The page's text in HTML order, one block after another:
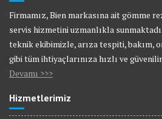
Firmamız, Bien markasına ait gömme
servis hizmetini uzmanlıkla
teknik ekibimizle, arıza tespiti, bakım,
gibi tüm ihtiyaçlarınıza hızlı ve
Devamı >>>
Hizmetlerimiz